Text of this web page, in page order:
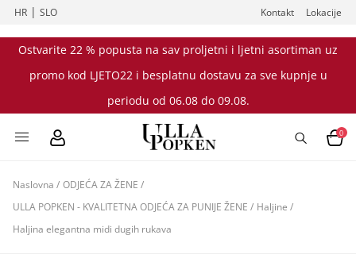
HR |SLO Kontakt Lokacije
Ostvarite 22 % popusta na sav proljetni i ljetni asortiman uz
promo kod LJETO22 i besplatnu dostavu za sve kupnje u
periodu od 06.08 do 09.08.
0
Naslovna / ODJEĆA ZA ŽENE /
ULLA POPKEN - KVALITETNA ODJEĆA ZA PUNIJE ŽENE / Haljine /
Haljina elegantna midi dugih rukava